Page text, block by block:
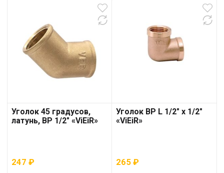
Уголок 45 градусов,
латунь, ВР 1/2″ «ViEiR»
247 ₽
Уголок ВР L 1/2″ х 1/2″
«ViEiR»
265₽